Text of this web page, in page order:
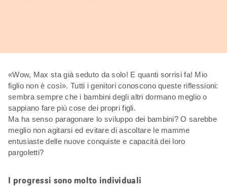
«Wow, Max sta già seduto da solo! E quanti sorrisi fa! Mio
figlio non è così». Tutti i genitori conoscono queste riflessioni:
sembra sempre che i bambini degli altri dormano meglio o
sappiano fare più cose dei propri figli.
Ma ha senso paragonare lo sviluppo dei bambini? O sarebbe
meglio non agitarsi ed evitare di ascoltare le mamme
entusiaste delle nuove conquiste e capacità dei loro
pargoletti?
I progressi sono molto individuali